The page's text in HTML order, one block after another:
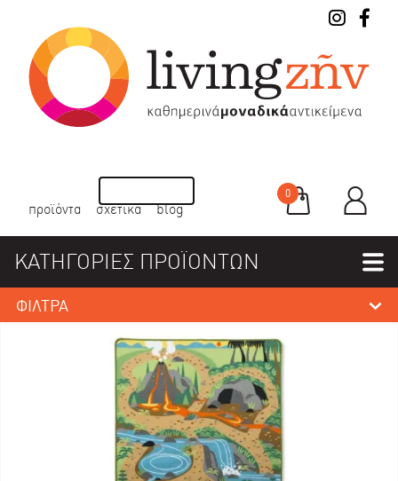
προϊόντα σχετικά blog
0
ΚΑΤΗΓΟΡΙΕΣ ΠΡΟΪΟΝΤΩΝ
ΦΙΛΤΡΑ